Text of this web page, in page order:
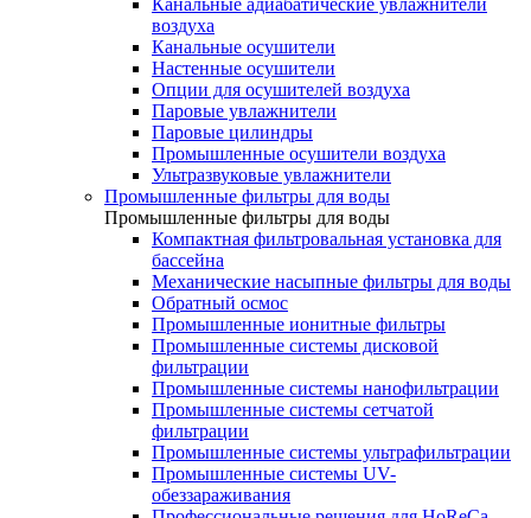
Канальные адиабатические увлажнители
воздуха
Канальные осушители
Настенные осушители
Опции для осушителей воздуха
Паровые увлажнители
Паровые цилиндры
Промышленные осушители воздуха
Ультразвуковые увлажнители
Промышленные фильтры для воды
Промышленные фильтры для воды
Компактная фильтровальная установка для
бассейна
Механические насыпные фильтры для воды
Обратный осмос
Промышленные ионитные фильтры
Промышленные системы дисковой
фильтрации
Промышленные системы нанофильтрации
Промышленные системы сетчатой
фильтрации
Промышленные системы ультрафильтрации
Промышленные системы UV-
обеззараживания